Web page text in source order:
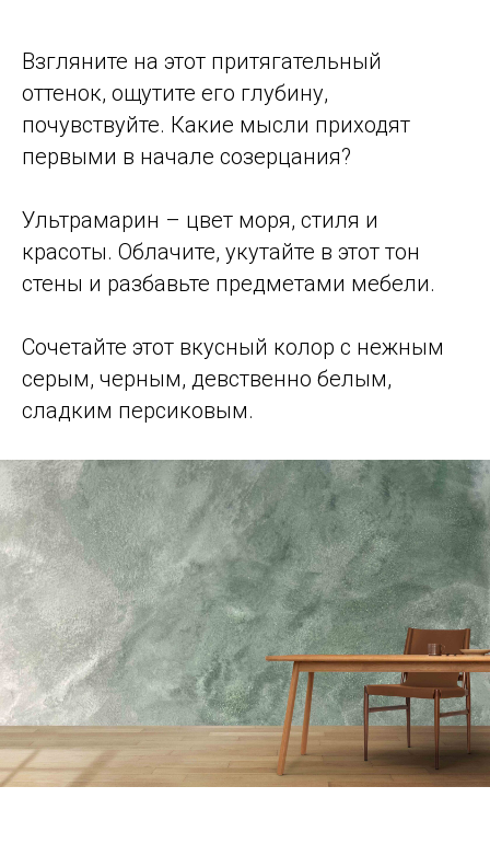
Взгляните на этот притягательный
оттенок, ощутите его глубину,
почувствуйте. Какие мысли приходят
первыми в начале созерцания?
Ультрамарин – цвет моря, стиля и
красоты. Облачите, укутайте в этот тон
стены и разбавьте предметами мебели.
Сочетайте этот вкусный колор с нежным
серым, черным, девственно белым,
сладким персиковым.